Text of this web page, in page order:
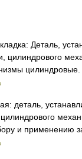
Деталь,
деталь,
и